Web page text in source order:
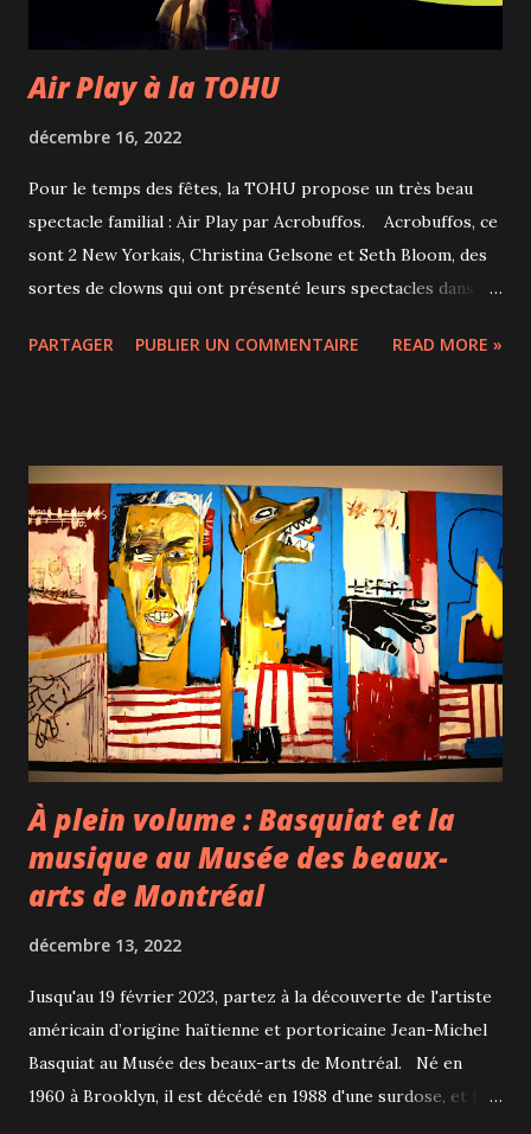
Air Play à la TOHU
décembre 16, 2022
Pour le temps des fêtes, la TOHU propose un très beau
spectacle familial : Air Play par Acrobuffos. Acrobuffos, ce
sont 2 New Yorkais, Christina Gelsone et Seth Bloom, des
sortes de clowns qui ont présenté leurs spectacles dans 29
canadienne de leur spectacle Air Play. C'est un mélange de
l'air alors ne vous attendez pas à voir des acrobaties
impressionnantes mais vous en prendrez plein les yeux
avec des parapluies et des ballons colorés qui volent, des
tissus qui dansent, de la neige qui virevolte. Une quinzaine
de puissants ventilateurs disposés en cercle permettent de
créer de superbes scènes en propulsant dans les airs
différents objets du quotidien. Photo issue de la page
Facebook Acrobuffos C'est très beau et poétique,...
PARTAGER PUBLIER UN COMMENTAIRE READ MORE »
À plein volume : Basquiat et la
musique au Musée des beaux-
arts de Montréal
décembre 13, 2022
Jusqu'au 19 février 2023, partez à la découverte de l'artiste
américain d’origine haïtienne et portoricaine Jean-Michel
Basquiat au Musée des beaux-arts de Montréal. Né en
1960 à Brooklyn, il est décédé en 1988 d'une surdose, et fait